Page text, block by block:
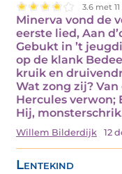
3.6 met
Minerva vond de
eerste lied, Aan
Gebukt in ’t
op de klank
kruik en
Wat zong zij?
Hercules verwon;
Hij,
Willem Bilderdijk 12
Lentekind